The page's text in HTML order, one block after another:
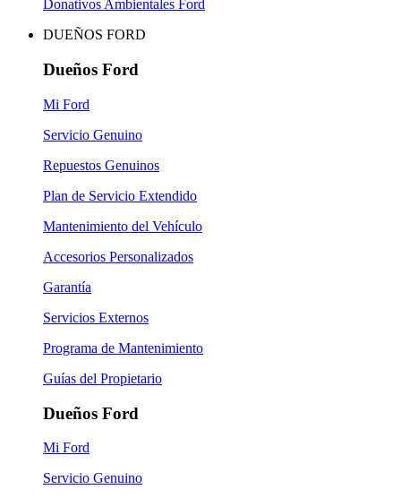
Donativos Ambientales Ford
DUEÑOS FORD
Dueños Ford
Mi Ford
Servicio Genuino
Repuestos Genuinos
Plan de Servicio Extendido
Mantenimiento del Vehículo
Accesorios Personalizados
Garantía
Servicios Externos
Programa de Mantenimiento
Guías del Propietario
Dueños Ford
Mi Ford
Servicio Genuino